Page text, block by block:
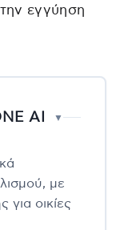
εγγύηση
AI ▼
με
οικίες